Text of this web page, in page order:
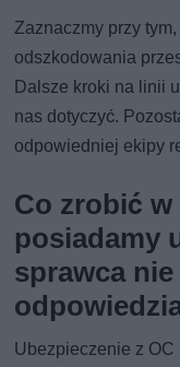
Zaznaczmy przy
odszkodowania
Dalsze kroki na linii
nas dotyczyć.
odpowiedniej ekipy
Co zrobić
posiadamy
sprawca
Ubezpieczenie z